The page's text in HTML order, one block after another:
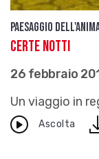
Paesaggio
Certe notti
26 febbraio
Un viaggio in
Ascolta